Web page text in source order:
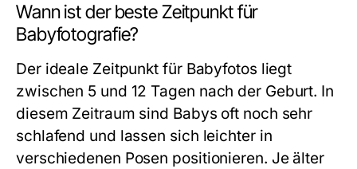
Wann ist der beste Zeitpunkt für
Babyfotografie?
Der ideale Zeitpunkt für Babyfotos liegt
zwischen 5 und 12 Tagen nach der Geburt. In
diesem Zeitraum sind Babys oft noch sehr
schlafend und lassen sich leichter in
verschiedenen Posen positionieren. Je älter